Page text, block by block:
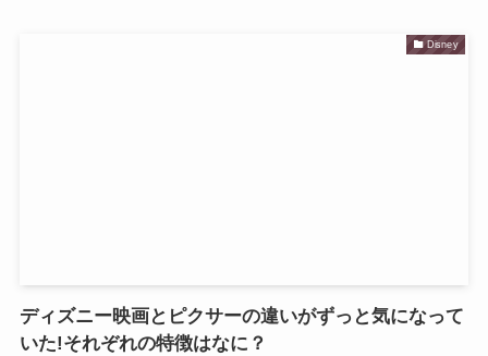
Disney
ディズニー映画とピクサーの違いがずっと気になって
いた!それぞれの特徴はなに？